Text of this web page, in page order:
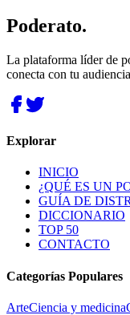
Poderato.
La plataforma líder de
conecta con tu
Explorar
INICIO
¿QUÉ ES UN
GUÍA DE
DICCIONARIO
TOP 50
CONTACTO
Categorías Populares
ArteCiencia y medicina